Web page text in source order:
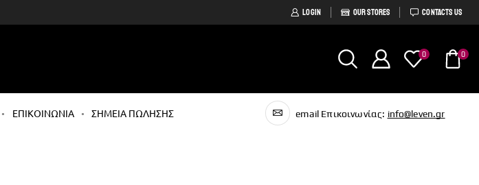
LOGIN OUR STORES CONTACTS US
0 0
ΕΠΙΚΟΙΝΩΝΙΑ ΣΗΜΕΙΑ ΠΩΛΗΣΗΣ email Επικοινωνίας: info@leven.gr